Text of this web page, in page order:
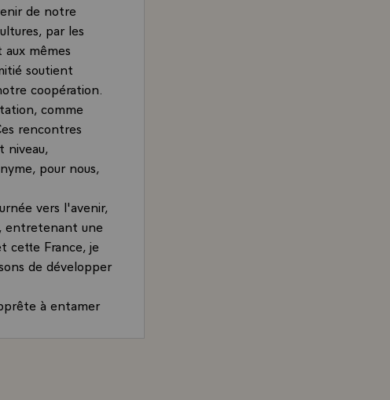
de notre
par les
mêmes
soutient
coopération.
comme
rencontres
niveau,
pour nous,
vers l'avenir,
entretenant une
cette France, je
de développer
à entamer
sur le sol de la
Valéry Giscard d'Estaing, à l'arrivée du président de la